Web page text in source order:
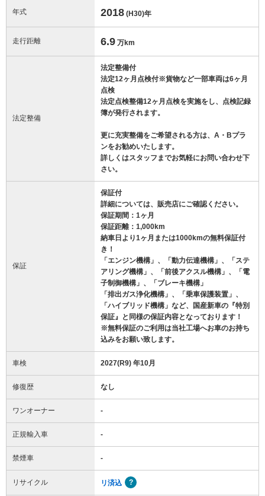
年式 2018 (H30)年
走行距離 6.9 万km
法定整備
法定整備付
法定12ヶ月点検付※貨物など一部車両は6ヶ月
点検
法定点検整備12ヶ月点検を実施をし、点検記録
簿が発行されます。
更に充実整備をご希望される方は、A・Bプラ
ンをお勧めいたします。
詳しくはスタッフまでお気軽にお問い合わせ下
さい。
保証
保証付
詳細については、販売店にご確認ください。
保証期間：1ヶ月
保証距離：1,000km
納車日より1ヶ月または1000kmの無料保証付
き！
「エンジン機構」、「動力伝達機構」、「ステ
アリング機構」、「前後アクスル機構」、「電
子制御機構」、「ブレーキ機構」
「排出ガス浄化機構」、「乗車保護装置」、
「ハイブリッド機構」など、国産新車の『特別
保証』と同様の保証内容となっております！
※無料保証のご利用は当社工場へお車のお持ち
込みをお願い致します。
車検 2027(R9) 年10月
修復歴 なし
ワンオーナー -
正規輸入車 -
禁煙車 -
リサイクル リ済込